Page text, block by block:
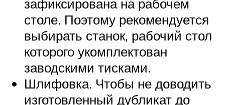
зафиксирована на рабочем
столе. Поэтому рекомендуется
выбирать станок, рабочий стол
которого укомплектован
заводскими тисками.
Шлифовка. Чтобы не доводить
изготовленный дубликат до